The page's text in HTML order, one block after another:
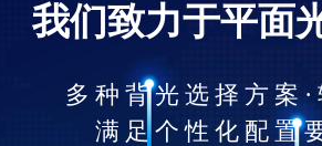
我们致力于平面
多种背光选择方案
满足个性化配置